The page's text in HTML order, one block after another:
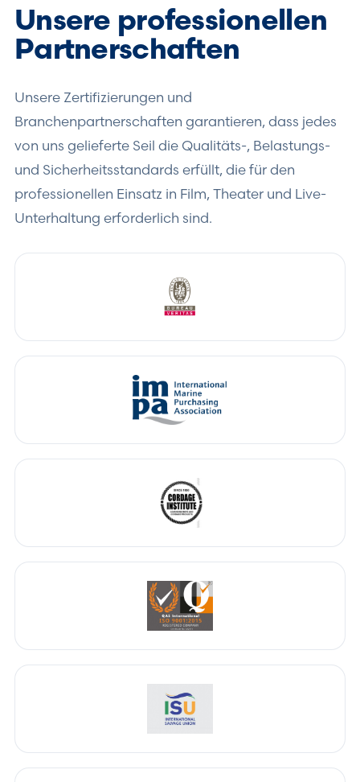
Unsere professionellen
Partnerschaften
Unsere Zertifizierungen und
Branchenpartnerschaften garantieren, dass jedes
von uns gelieferte Seil die Qualitäts-, Belastungs-
und Sicherheitsstandards erfüllt, die für den
professionellen Einsatz in Film, Theater und Live-
Unterhaltung erforderlich sind.